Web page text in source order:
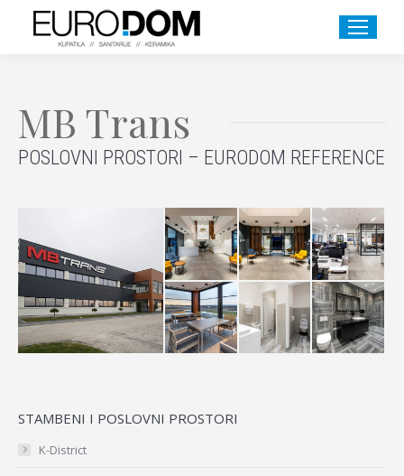
MB Trans
POSLOVNI PROSTORI – EURODOM REFERENCE
STAMBENI I POSLOVNI PROSTORI
K-District